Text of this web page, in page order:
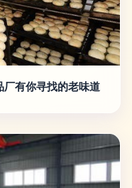
有你寻找的老味道